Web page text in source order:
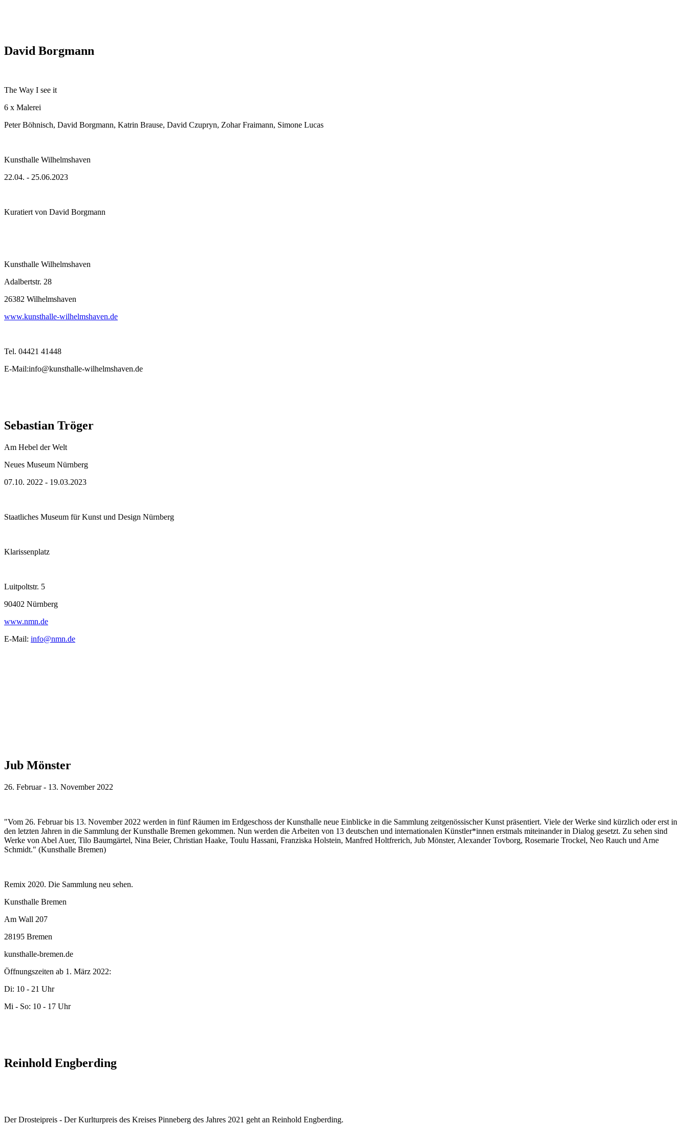
David Borgmann
The Way I see it
6 x Malerei
Peter Böhnisch, David Borgmann, Katrin Brause, David Czupryn, Zohar Fraimann, Simone Lucas
Kunsthalle Wilhelmshaven
22.04. - 25.06.2023
Kuratiert von David Borgmann
Kunsthalle Wilhelmshaven
Adalbertstr. 28
26382 Wilhelmshaven
www.kunsthalle-wilhelmshaven.de
Tel. 04421 41448
E-Mail:info@kunsthalle-wilhelmshaven.de
Sebastian Tröger
Am Hebel der Welt
Neues Museum Nürnberg
07.10. 2022 - 19.03.2023
Staatliches Museum für Kunst und Design Nürnberg
Klarissenplatz
Luitpoltstr. 5
90402 Nürnberg
www.nmn.de
E-Mail: info@nmn.de
Jub Mönster
26. Februar - 13. November 2022
"Vom 26. Februar bis 13. November 2022 werden in fünf Räumen im Erdgeschoss der Kunsthalle neue Einblicke in die Sammlung zeitgenössischer Kunst präsentiert. Viele der Werke sind kürzlich oder erst in
den letzten Jahren in die Sammlung der Kunsthalle Bremen gekommen. Nun werden die Arbeiten von 13 deutschen und internationalen Künstler*innen erstmals miteinander in Dialog gesetzt. Zu sehen sind
Werke von Abel Auer, Tilo Baumgärtel, Nina Beier, Christian Haake, Toulu Hassani, Franziska Holstein, Manfred Holtfrerich, Jub Mönster, Alexander Tovborg, Rosemarie Trockel, Neo Rauch und Arne
Schmidt." (Kunsthalle Bremen)
Remix 2020. Die Sammlung neu sehen.
Kunsthalle Bremen
Am Wall 207
28195 Bremen
kunsthalle-bremen.de
Öffnungszeiten ab 1. März 2022:
Di: 10 - 21 Uhr
Mi - So: 10 - 17 Uhr
Reinhold Engberding
Der Drosteipreis - Der Kurlturpreis des Kreises Pinneberg des Jahres 2021 geht an Reinhold Engberding.